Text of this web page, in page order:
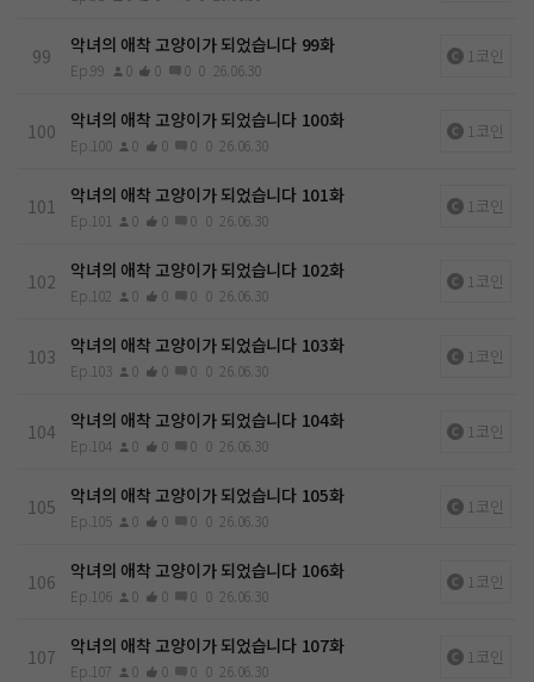
99 악녀의 애착 고양이가 되었습니다 99화
Ep.99 0 0 0 0 26.06.30
1코인
100 악녀의 애착 고양이가 되었습니다 100화
Ep.100 0 0 0 0 26.06.30
1코인
101 악녀의 애착 고양이가 되었습니다 101화
Ep.101 0 0 0 0 26.06.30
1코인
102 악녀의 애착 고양이가 되었습니다 102화
Ep.102 0 0 0 0 26.06.30
1코인
103 악녀의 애착 고양이가 되었습니다 103화
Ep.103 0 0 0 0 26.06.30
1코인
104 악녀의 애착 고양이가 되었습니다 104화
Ep.104 0 0 0 0 26.06.30
1코인
105 악녀의 애착 고양이가 되었습니다 105화
Ep.105 0 0 0 0 26.06.30
1코인
106 악녀의 애착 고양이가 되었습니다 106화
Ep.106 0 0 0 0 26.06.30
1코인
107 악녀의 애착 고양이가 되었습니다 107화
Ep.107 0 0 0 0 26.06.30
1코인